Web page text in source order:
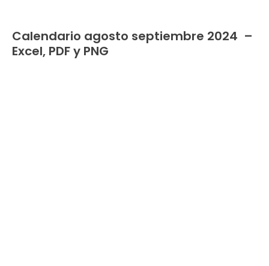
Calendar
Gratis
Calendario agosto septiembre 2024 –
Excel, PDF y PNG